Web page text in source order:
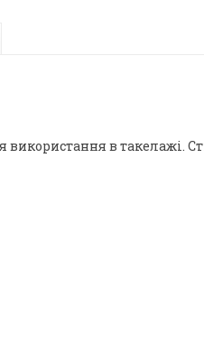
в такелажі.